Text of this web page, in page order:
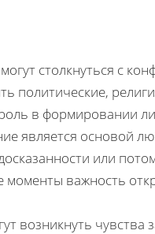
столкнуться с
политические,
в формировании
является основой
или
моменты важность
возникнуть чувства